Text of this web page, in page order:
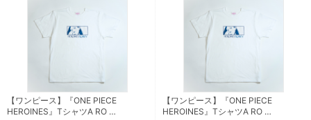
【ワンピース】『ONE PIECE
HEROINES』TシャツA RO …
【ワンピース】『ONE PIECE
HEROINES』TシャツA RO …